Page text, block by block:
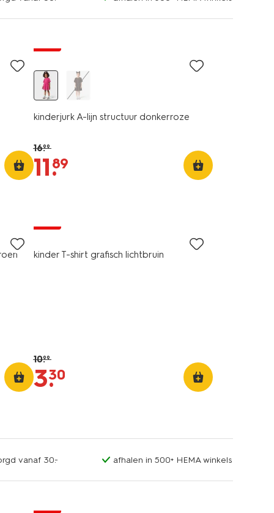
kinderjurk A-lijn structuur donkerroze
16.99
11.
89
kinder T-shirt grafisch lichtbruin
10.99
3.
30
vanaf 30.- afhalen in 500+ HEMA winkels